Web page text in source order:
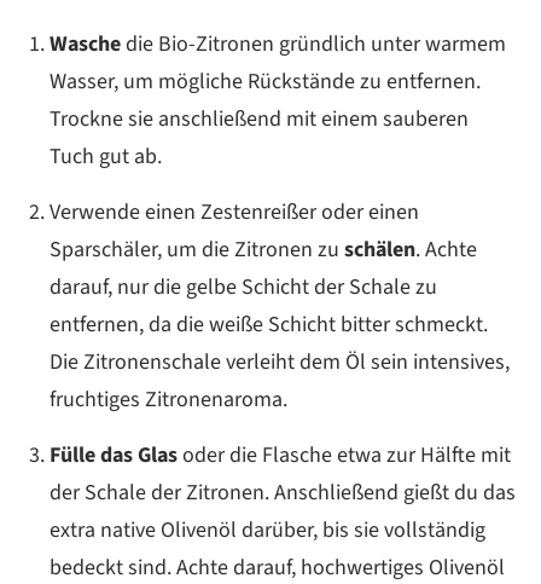
Waschedie Bio-Zitronen gründlich unter warmem
Wasser, um mögliche Rückstände zu entfernen.
Trockne sie anschließend mit einem sauberen
Tuch gut ab.
Verwende einen Zestenreißer oder einen
Sparschäler, um die Zitronen zu schälen. Achte
darauf, nur die gelbe Schicht der Schale zu
entfernen, da die weiße Schicht bitter schmeckt.
Die Zitronenschale verleiht dem Öl sein intensives,
fruchtiges Zitronenaroma.
Fülle das Glasoder die Flasche etwa zur Hälfte mit
der Schale der Zitronen. Anschließend gießt du das
extra native Olivenöl darüber, bis sie vollständig
bedeckt sind. Achte darauf, hochwertiges Olivenöl